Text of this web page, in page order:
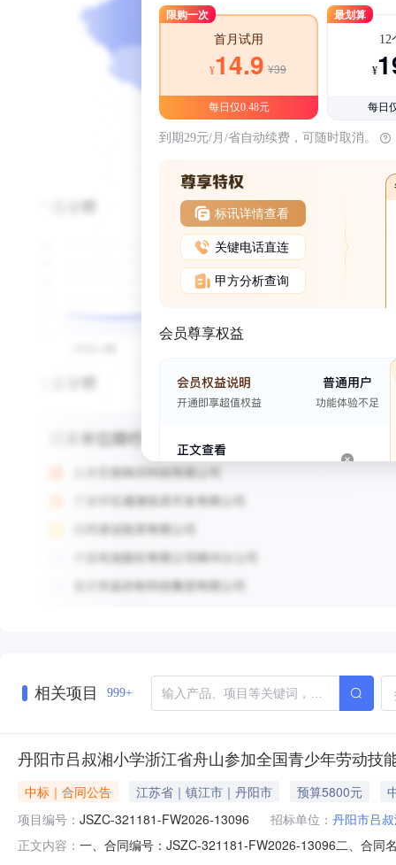
限购一次
首月试用
¥14.9 ¥39
每日仅0.48元
最划算
12
¥
每日
到期29元/月/省自动续费，可随时取消。
标讯详情查看
关键电话直连
甲方分析查询
会员尊享权益
相关项目 999+
丹阳市吕叔湘小学浙江省舟山参加全国青少年劳动
中标｜合同公告 江苏省｜镇江市｜丹阳市 预算5800元
项目编号： JSZC-321181-FW2026-13096 招标单位： 丹阳市吕
正文内容： 一、合同编号：JSZC-321181-FW2026-13096二、合同